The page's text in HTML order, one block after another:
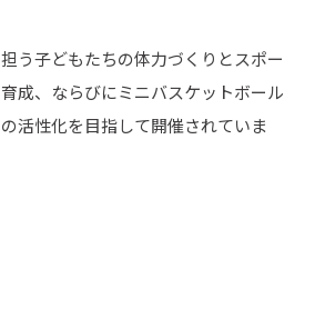
う子どもたちの体力づくりとスポー
成、ならびにミニバスケットボール
活性化を目指して開催されていま